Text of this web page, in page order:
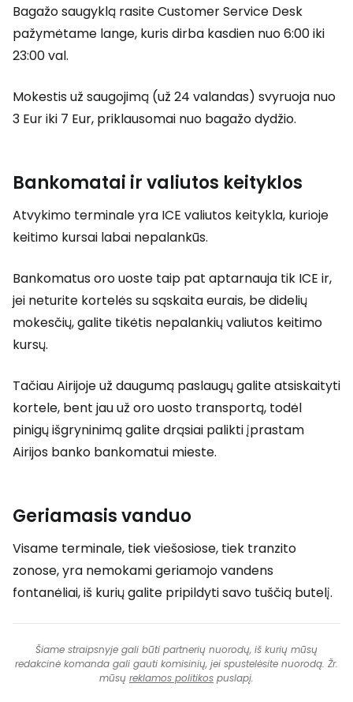
Bagažo saugyklą rasiteCustomer Service Desk
pažymėtame lange, kuris dirba kasdien nuo 6:00 iki
23:00 val.
Mokestis už saugojimą (už 24 valandas) svyruoja nuo
3 Eur iki 7 Eur, priklausomai nuo bagažo dydžio.
Bankomatai ir valiutos keityklos
Atvykimo terminale yra ICE valiutos keitykla, kurioje
keitimo kursai labai nepalankūs.
Bankomatus oro uoste taip pat aptarnauja tik ICE ir,
jei neturite kortelės su sąskaita eurais, be didelių
mokesčių, galite tikėtis nepalankių valiutos keitimo
kursų.
Tačiau Airijoje už daugumą paslaugų galite atsiskaityti
kortele, bent jau už oro uosto transportą, todėl
pinigų išgryninimą galite drąsiai palikti įprastam
Airijos banko bankomatui mieste.
Geriamasis vanduo
Visame terminale, tiek viešosiose, tiek tranzito
zonose, yra nemokami geriamojo vandens
fontanėliai, iš kurių galite pripildyti savo tuščią butelį.
Šiame straipsnyje gali būti partnerių nuorodų, iš kurių mūsų
redakcinė komanda gali gauti komisinių, jei spustelėsite nuorodą. Žr.
mūsų reklamos politikos puslapį.